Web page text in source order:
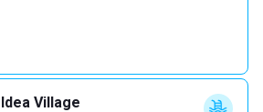
Idea Village